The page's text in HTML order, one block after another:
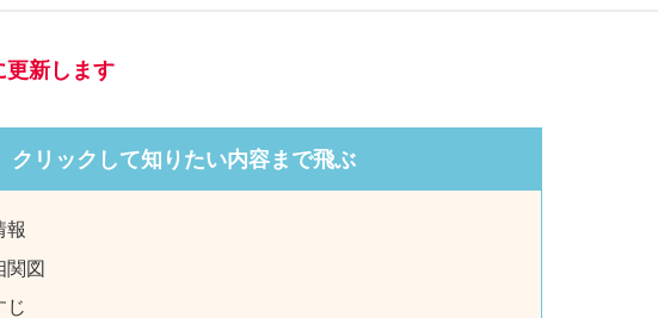
新します
クリックして知りたい内容まで飛ぶ
報
関図
じ